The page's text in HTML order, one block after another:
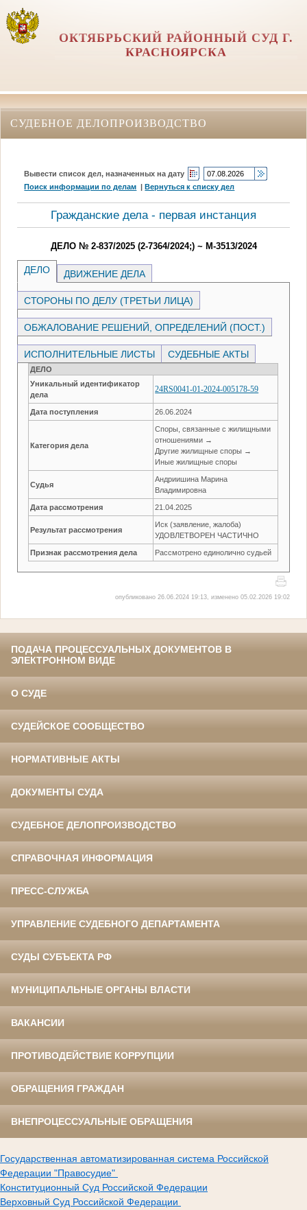
ОКТЯБРЬСКИЙ РАЙОННЫЙ СУД Г.
КРАСНОЯРСКА
СУДЕБНОЕ ДЕЛОПРОИЗВОДСТВО
Вывести список дел, назначенных на дату
Поиск информации по делам |Вернуться к списку дел
Гражданские дела - первая инстанция
ДЕЛО № 2-837/2025 (2-7364/2024;) ~ М-3513/2024
ДЕЛО ДВИЖЕНИЕ ДЕЛА
СТОРОНЫ ПО ДЕЛУ (ТРЕТЬИ ЛИЦА)
ОБЖАЛОВАНИЕ РЕШЕНИЙ, ОПРЕДЕЛЕНИЙ (ПОСТ.)
ИСПОЛНИТЕЛЬНЫЕ ЛИСТЫ СУДЕБНЫЕ АКТЫ
ДЕЛО
Уникальный идентификатор
дела
24RS0041-01-2024-005178-59
Дата поступления 26.06.2024
Категория дела
Споры, связанные с жилищными
отношениями →
Другие жилищные споры →
Иные жилищные споры
Судья
Андриишина Марина
Владимировна
Дата рассмотрения 21.04.2025
Результат рассмотрения
Иск (заявление, жалоба)
УДОВЛЕТВОРЕН ЧАСТИЧНО
Признак рассмотрения дела Рассмотрено единолично судьей
опубликовано 26.06.2024 19:13, изменено 05.02.2026 19:02
ПОДАЧА ПРОЦЕССУАЛЬНЫХ ДОКУМЕНТОВ В
ЭЛЕКТРОННОМ ВИДЕ
О СУДЕ
СУДЕЙСКОЕ СООБЩЕСТВО
НОРМАТИВНЫЕ АКТЫ
ДОКУМЕНТЫ СУДА
СУДЕБНОЕ ДЕЛОПРОИЗВОДСТВО
СПРАВОЧНАЯ ИНФОРМАЦИЯ
ПРЕСС-СЛУЖБА
УПРАВЛЕНИЕ СУДЕБНОГО ДЕПАРТАМЕНТА
СУДЫ СУБЪЕКТА РФ
МУНИЦИПАЛЬНЫЕ ОРГАНЫ ВЛАСТИ
ВАКАНСИИ
ПРОТИВОДЕЙСТВИЕ КОРРУПЦИИ
ОБРАЩЕНИЯ ГРАЖДАН
ВНЕПРОЦЕССУАЛЬНЫЕ ОБРАЩЕНИЯ
Государственная автоматизированная система Российской
Федерации "Правосудие"
Конституционный Суд Российской Федерации
Верховный Суд Российской Федерации